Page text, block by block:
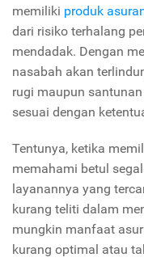
memiliki produk
dari risiko terhalang
mendadak. Dengan
nasabah akan
rugi maupun
sesuai dengan
Tentunya, ketika
memahami betul
layanannya yang
kurang teliti dalam
mungkin manfaat
kurang optimal atau